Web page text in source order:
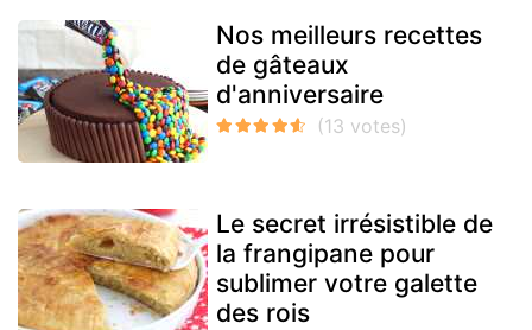
Nos meilleurs recettes
de gâteaux
d'anniversaire
Le secret irrésistible de
la frangipane pour
sublimer votre galette
des rois